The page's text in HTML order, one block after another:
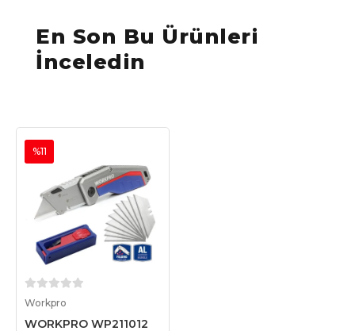
En Son Bu Ürünleri
İnceledin
Workpro
WORKPRO WP211012
%11